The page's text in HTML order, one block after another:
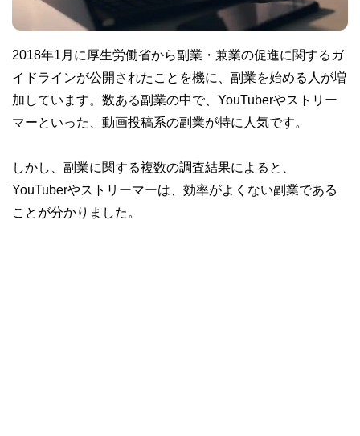
2018年1月に厚生労働省から副業・兼業の促進に関するガ
イドラインが公開されたことを機に、副業を始める人が増
加しています。数ある副業の中で、YouTuberやストリー
マーといった、動画投稿系の副業が特に人気です。
しかし、副業に関する複数の調査結果によると、
YouTuberやストリーマーは、効率がよくない副業である
ことが分かりました。